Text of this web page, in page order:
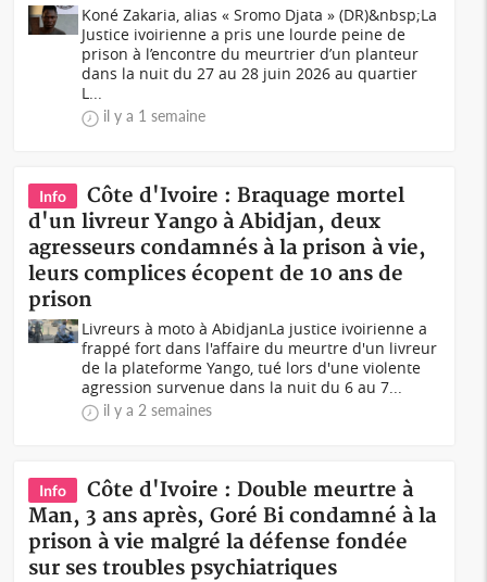
Koné Zakaria, alias « Sromo Djata » (DR)&nbsp;La
Justice ivoirienne a pris une lourde peine de
prison à l’encontre du meurtrier d’un planteur
dans la nuit du 27 au 28 juin 2026 au quartier
L...
il y a 1 semaine
Info
Côte d'Ivoire : Braquage mortel
d'un livreur Yango à Abidjan, deux
agresseurs condamnés à la prison à vie,
leurs complices écopent de 10 ans de
prison
Livreurs à moto à AbidjanLa justice ivoirienne a
frappé fort dans l'affaire du meurtre d'un livreur
de la plateforme Yango, tué lors d'une violente
agression survenue dans la nuit du 6 au 7...
il y a 2 semaines
Info
Côte d'Ivoire : Double meurtre à
Man, 3 ans après, Goré Bi condamné à la
prison à vie malgré la défense fondée
sur ses troubles psychiatriques